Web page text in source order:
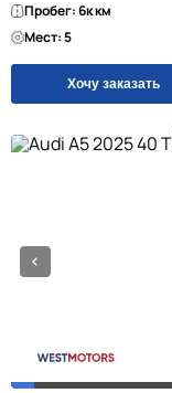
Пробег: 6к км
Мест: 5
Хочу заказать